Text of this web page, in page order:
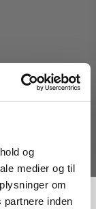
og
medier og til
om
inden